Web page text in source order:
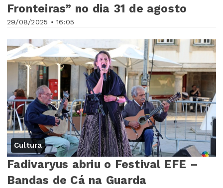
29/08/2025 • 16:05
Fronteiras” no dia 31 de agosto
Cultura
Fadivaryus abriu o Festival EFE –
Bandas de Cá na Guarda